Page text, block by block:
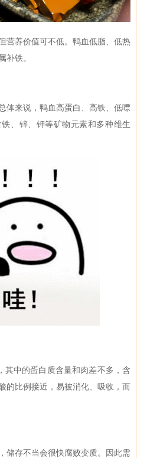
营养价值可不低。鸭血低脂、低热
补铁。
体来说，鸭血高蛋白、高铁、低嘌
、锌、钾等矿物元素和多种维生
其中的蛋白质含量和肉差不多，含
的比例接近，易被消化、吸收，而
储存不当会很快腐败变质。因此需